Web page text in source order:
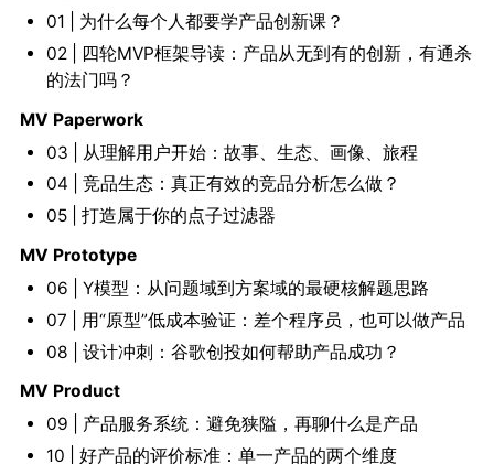
01 | 为什么每个人都要学产品创新课？
02 | 四轮MVP框架导读：产品从无到有的创新，有通杀
的法门吗？
MV Paperwork
03 | 从理解用户开始：故事、生态、画像、旅程
04 | 竞品生态：真正有效的竞品分析怎么做？
05 | 打造属于你的点子过滤器
MV Prototype
06 | Y模型：从问题域到方案域的最硬核解题思路
07 | 用“原型”低成本验证：差个程序员，也可以做产品
08 | 设计冲刺：谷歌创投如何帮助产品成功？
MV Product
09 | 产品服务系统：避免狭隘，再聊什么是产品
10 | 好产品的评价标准：单一产品的两个维度